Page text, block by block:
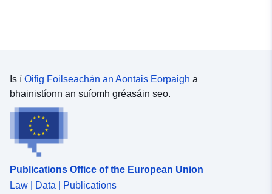
Is í Oifig Foilseachán an Aontais Eorpaigh a
bhainistíonn an suíomh gréasáin seo.
Publications Office of the European Union
Law | Data | Publications